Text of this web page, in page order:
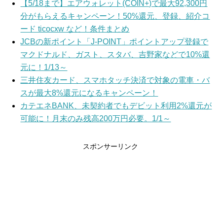
【5/18まで】エアウォレット(COIN+)で最大92,300円
分がもらえるキャンペーン！50%還元、登録、紹介コ
ード ticocxw など！条件まとめ
JCBの新ポイント「J-POINT」ポイントアップ登録で
マクドナルド、ガスト、スタバ、吉野家などで10%還
元に！1/13～
三井住友カード、スマホタッチ決済で対象の電車・バ
スが最大8%還元になるキャンペーン！
カテエネBANK、未契約者でもデビット利用2%還元が
可能に！月末のみ残高200万円必要。1/1～
スポンサーリンク